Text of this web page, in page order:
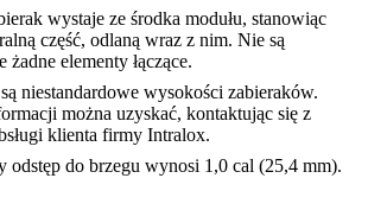
wystaje ze środka modułu, stanowiąc
część, odlaną wraz z nim. Nie są
żadne elementy łączące.
niestandardowe wysokości zabieraków.
można uzyskać, kontaktując się z
klienta firmy Intralox.
odstęp do brzegu wynosi 1,0 cal (25,4 mm).